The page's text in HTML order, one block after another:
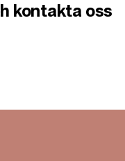
kontakta oss